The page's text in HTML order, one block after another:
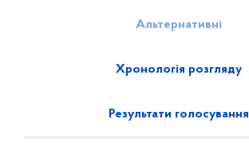
Альтернативні
Хронологія розгляду
Результати голосування